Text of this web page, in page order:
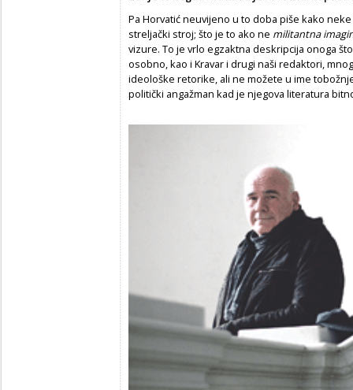
Pa Horvatić neuvijeno u to doba piše kako
streljački stroj; što je to ako ne militantna
vizure. To je vrlo egzaktna deskripcija onoga
osobno, kao i Kravar i drugi naši redaktori,
ideološke retorike, ali ne možete u ime
politički angažman kad je njegova literatura